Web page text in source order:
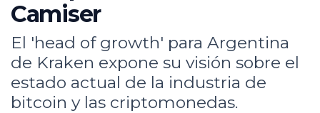
Camiser
El 'head of growth' para Argentina
de Kraken expone su visión sobre el
estado actual de la industria de
bitcoin y las criptomonedas.